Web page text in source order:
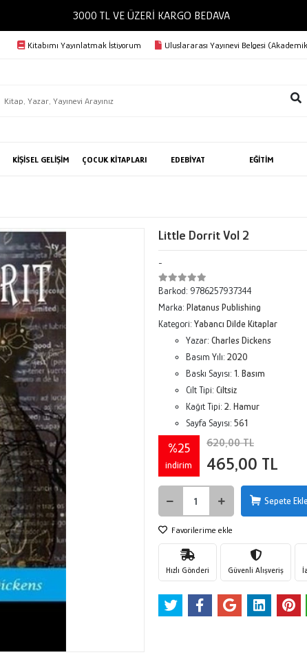
3000 TL VE ÜZERİ KARGO BEDAVA
Kitabımı Yayınlatmak İstiyorum Uluslararası Yayınevi Belgesi
KİŞİSEL GELİŞİM ÇOCUK KİTAPLARI EDEBİYAT EĞİTİM
Little Dorrit Vol 2
-
Barkod: 9786257937344
Marka: Platanus Publishing
Kategori: Yabancı Dilde Kitaplar
Yazar: Charles Dickens
Basım Yılı: 2020
Baskı Sayısı: 1. Basım
Cilt Tipi: Ciltsiz
Kağıt Tipi: 2. Hamur
Sayfa Sayısı: 561
%25
indirim
620,00 TL
465,00 TL
Sepete Ekle
Favorilerime ekle
Hızlı Gönderi Güvenli Alışveriş